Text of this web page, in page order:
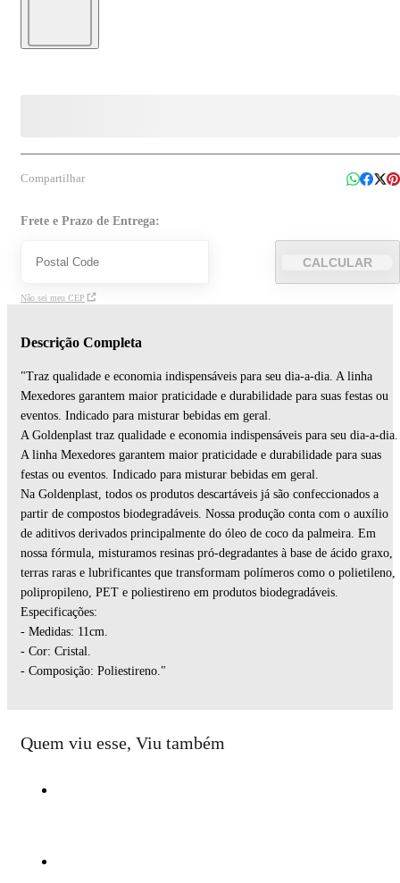
Compartilhar
Frete e Prazo de Entrega:
CALCULAR
Não sei meu CEP
Descrição Completa
"Traz qualidade e economia indispensáveis para seu dia-a-dia. A linha
Mexedores garantem maior praticidade e durabilidade para suas festas ou
eventos. Indicado para misturar bebidas em geral.
A Goldenplast traz qualidade e economia indispensáveis para seu dia-a-dia.
A linha Mexedores garantem maior praticidade e durabilidade para suas
festas ou eventos. Indicado para misturar bebidas em geral.
Na Goldenplast, todos os produtos descartáveis já são confeccionados a
partir de compostos biodegradáveis. Nossa produção conta com o auxílio
de aditivos derivados principalmente do óleo de coco da palmeira. Em
nossa fórmula, misturamos resinas pró-degradantes à base de ácido graxo,
terras raras e lubrificantes que transformam polímeros como o polietileno,
polipropileno, PET e poliestireno em produtos biodegradáveis.
Especificações:
- Medidas: 11cm.
- Cor: Cristal.
- Composição: Poliestireno."
Quem viu esse, Viu também